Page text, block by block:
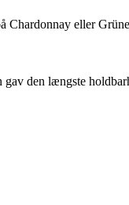
Chardonnay eller
den længste